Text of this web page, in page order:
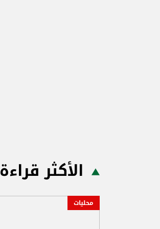
الأكثر قراءة
محليات